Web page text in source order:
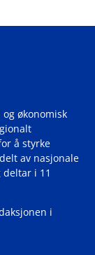
økonomisk
å styrke
av nasjonale
i 11
i